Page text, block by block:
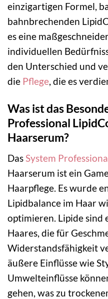
einzigartigen Formel,
bahnbrechenden
es eine
individuellen
den Unterschied und
die Pflege, die es
Was ist das
Professional
Haarserum?
Das System
Haarserum ist ein
Haarpflege. Es wurde
Lipidbalance im Haar
optimieren. Lipide sind
Haares, die für
Widerstandsfähigkeit
äußere Einflüsse wie
Umwelteinflüsse
gehen, was zu